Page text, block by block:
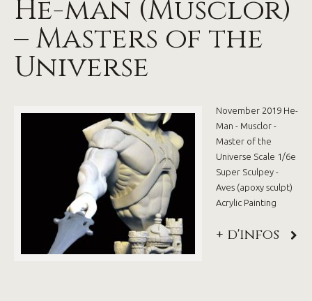
He-man (Musclor)
– Masters of the
Universe
November 2019 He-
Man - Musclor -
Master of the
Universe Scale 1/6e
Super Sculpey -
Aves (apoxy sculpt)
Acrylic Painting
+ d'infos